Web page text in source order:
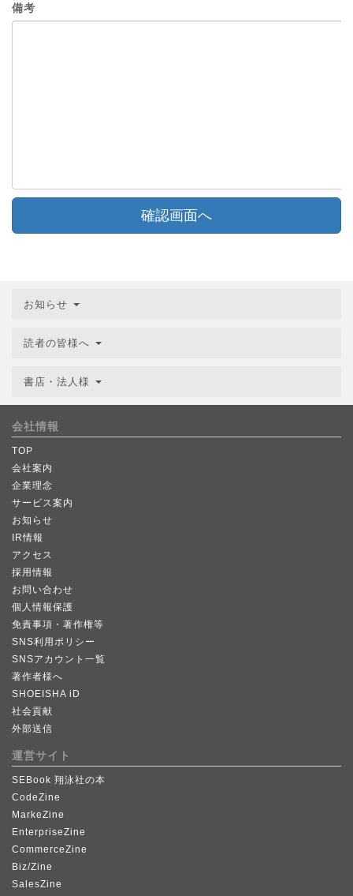
備考
確認画面へ
お知らせ
読者の皆様へ
書店・法人様
会社情報
TOP
会社案内
企業理念
サービス案内
お知らせ
IR情報
アクセス
採用情報
お問い合わせ
個人情報保護
免責事項・著作権等
SNS利用ポリシー
SNSアカウント一覧
著作者様へ
SHOEISHA iD
社会貢献
外部送信
運営サイト
SEBook 翔泳社の本
CodeZine
MarkeZine
EnterpriseZine
CommerceZine
Biz/Zine
SalesZine